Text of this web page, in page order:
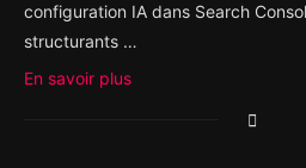
configuration IA dans Search
structurants …
En savoir plus